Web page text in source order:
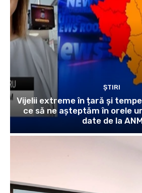
ȘTIRI
Vijelii extreme în țară și
ce să ne așteptăm în orele
date de la